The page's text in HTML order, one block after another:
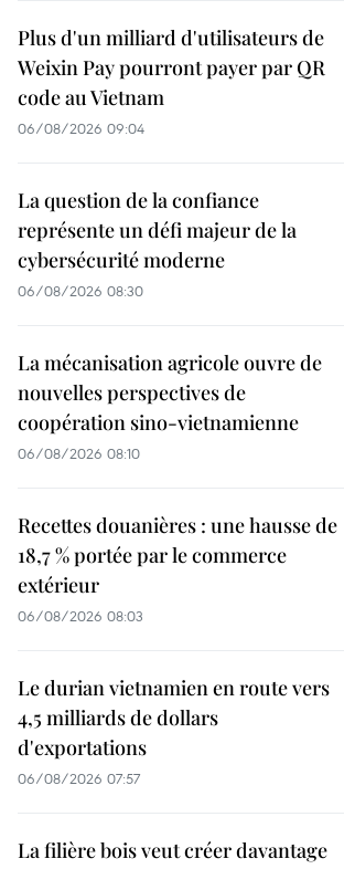
Plus d'un milliard d'utilisateurs de
Weixin Pay pourront payer par QR
code au Vietnam
06/08/2026 09:04
La question de la confiance
représente un défi majeur de la
cybersécurité moderne
06/08/2026 08:30
La mécanisation agricole ouvre de
nouvelles perspectives de
coopération sino-vietnamienne
06/08/2026 08:10
Recettes douanières : une hausse de
18,7 % portée par le commerce
extérieur
06/08/2026 08:03
Le durian vietnamien en route vers
4,5 milliards de dollars
d'exportations
06/08/2026 07:57
La filière bois veut créer davantage